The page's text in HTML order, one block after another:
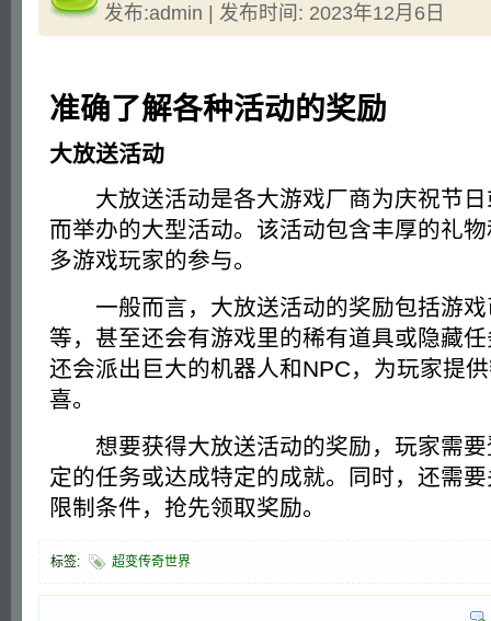
发布:admin | 发布时间: 2023年12月6日
准确了解各种活动的奖励
大放送活动
大放送活动是各大游戏厂商为庆祝节日
而举办的大型活动。该活动包含丰厚的礼
多游戏玩家的参与。
一般而言，大放送活动的奖励包括游戏
等，甚至还会有游戏里的稀有道具或隐藏
还会派出巨大的机器人和NPC，为玩家提
喜。
想要获得大放送活动的奖励，玩家需要
定的任务或达成特定的成就。同时，还需
限制条件，抢先领取奖励。
标签: 超变传奇世界